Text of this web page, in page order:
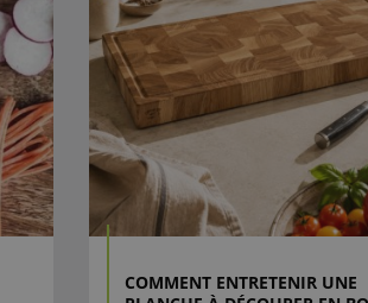
COMMENT ENTRETENIR UNE